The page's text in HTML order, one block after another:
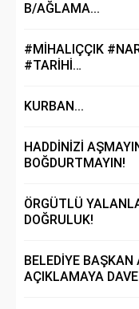
B/AĞLAMA...
#MİHALIÇÇIK
#TARİHİ…
KURBAN...
HADDİNİZİ
BOĞDURTMAYIN!
ÖRGÜTLÜ
DOĞRULUK!
BELEDİYE
AÇIKLAMAYA